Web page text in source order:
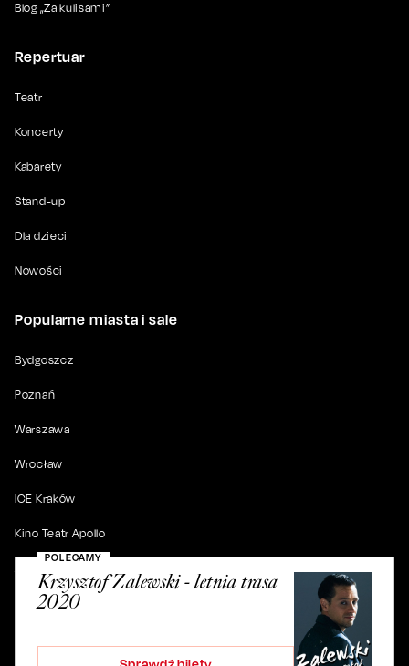
POLECAMY
Krzysztof Zalewski - letnia trasa
2020
Blog „Za kulisami”
Repertuar
Teatr
Koncerty
Kabarety
Stand-up
Dla dzieci
Nowości
Popularne miasta i sale
Bydgoszcz
Poznań
Warszawa
Wrocław
ICE Kraków
Kino Teatr Apollo